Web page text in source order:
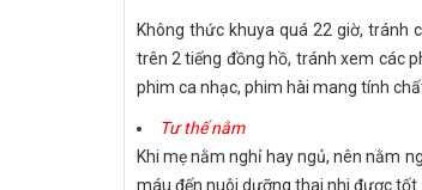
Không thức khuya quá 22 giờ, tránh
trên 2 tiếng đồng hồ, tránh xem các
phim ca nhạc, phim hài mang tính
Tư thế nằm
Khi mẹ nằm nghỉ hay ngủ, nên nằm
máu đến nuôi dưỡng thai nhi được tốt.